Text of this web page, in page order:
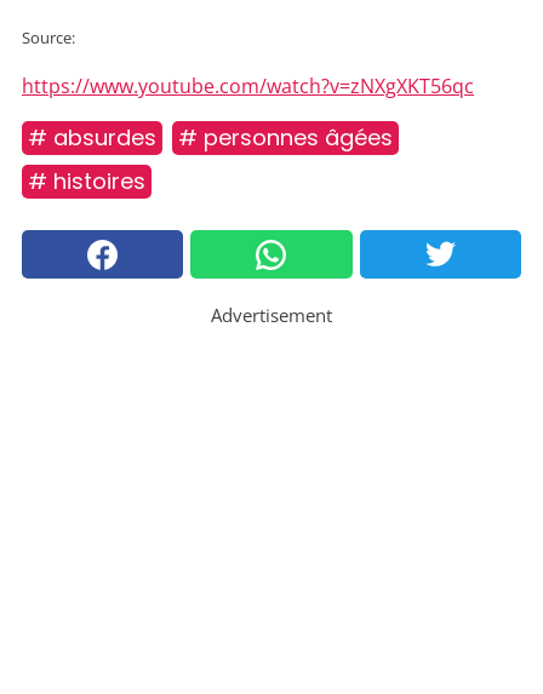
Source:
https://www.youtube.com/watch?v=zNXgXKT56qc
# absurdes
# personnes âgées
# histoires
Advertisement